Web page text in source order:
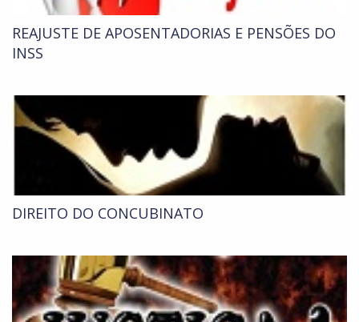
REAJUSTE DE APOSENTADORIAS E PENSÕES DO
INSS
DIREITO DO CONCUBINATO